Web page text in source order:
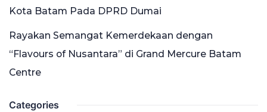
Kota Batam Pada DPRD Dumai
Rayakan Semangat Kemerdekaan dengan
“Flavours of Nusantara” di Grand Mercure Batam
Centre
Categories